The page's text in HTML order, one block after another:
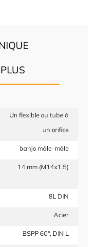
Un flexible ou tube à
un orifice
banjo mâle-mâle
14 mm (M14x1.5)
8L DIN
Acier
BSPP 60°, DIN L